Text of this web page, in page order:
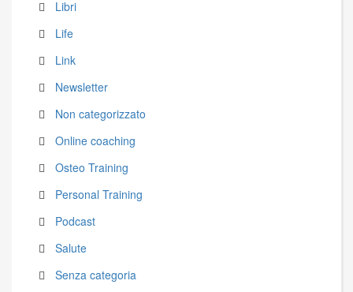
Libri
Life
Link
Newsletter
Non categorizzato
Online coaching
Osteo Training
Personal Training
Podcast
Salute
Senza categoria